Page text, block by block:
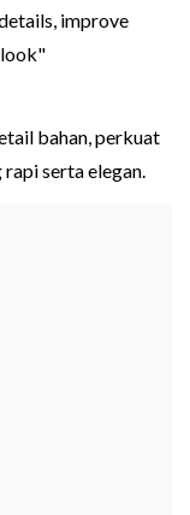
improve
look"
bahan, perkuat
serta elegan.